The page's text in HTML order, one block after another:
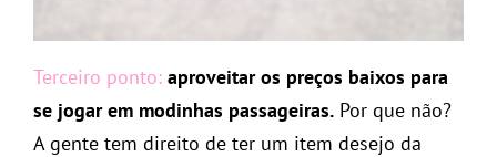
Terceiro ponto: aproveitar os preços baixos para
se jogar em modinhas passageiras. Por que não?
A gente tem direito de ter um item desejo da